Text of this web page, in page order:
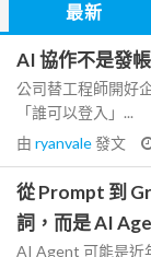
最新
AI 協作不是發
公司替工程師開好
「誰可以登入」...
由 ryanvale發文
從 Prompt 到
詞，而是 AI
AI Agent 可能是近